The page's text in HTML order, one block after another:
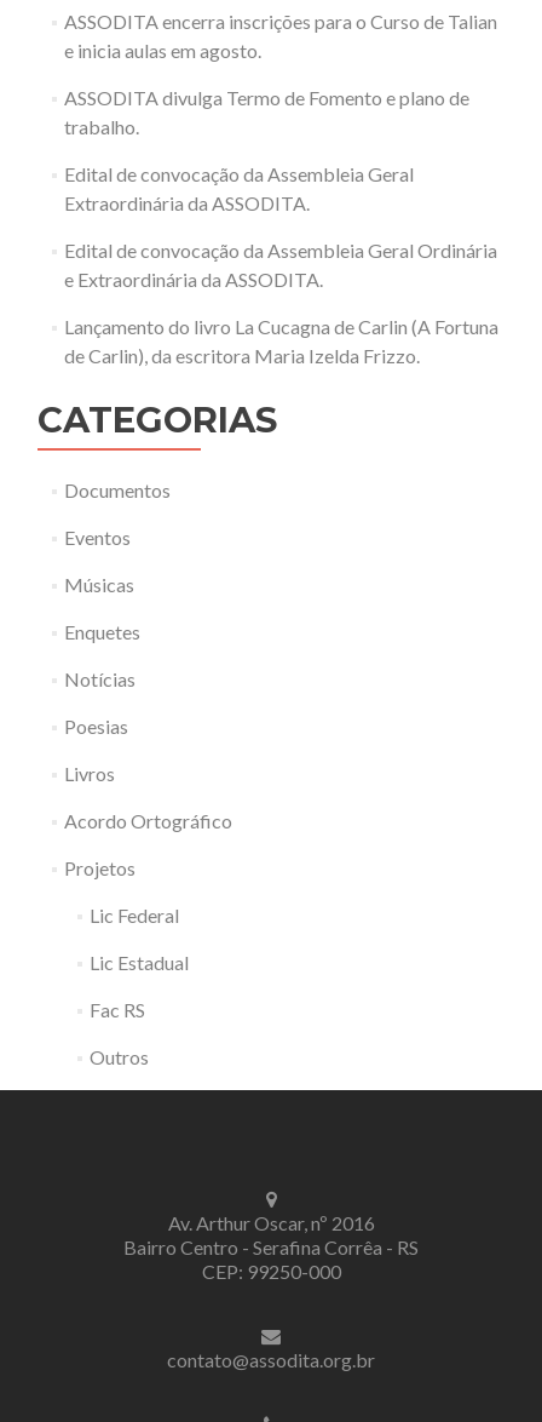
ASSODITA encerra inscrições para o Curso de Talian
e inicia aulas em agosto.
ASSODITA divulga Termo de Fomento e plano de
trabalho.
Edital de convocação da Assembleia Geral
Extraordinária da ASSODITA.
Edital de convocação da Assembleia Geral Ordinária
e Extraordinária da ASSODITA.
Lançamento do livro La Cucagna de Carlin (A Fortuna
de Carlin), da escritora Maria Izelda Frizzo.
CATEGORIAS
Documentos
Eventos
Músicas
Enquetes
Notícias
Poesias
Livros
Acordo Ortográfico
Projetos
Lic Federal
Lic Estadual
Fac RS
Outros
Av. Arthur Oscar, nº 2016
Bairro Centro - Serafina Corrêa - RS
CEP: 99250-000
contato@assodita.org.br